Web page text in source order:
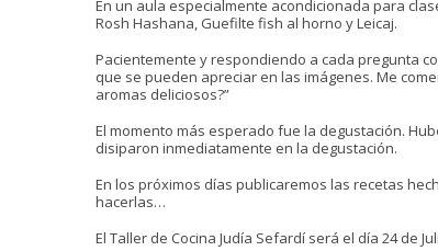
En un aula especialmente acondicionada para
Rosh Hashana, Guefilte fish al horno y Leicaj.
Pacientemente y respondiendo a cada pregunta
que se pueden apreciar en las imágenes. Me
aromas deliciosos?”
El momento más esperado fue la degustación.
disiparon inmediatamente en la degustación.
En los próximos días publicaremos las recetas
hacerlas…
El Taller de Cocina Judía Sefardí será el día 24 de